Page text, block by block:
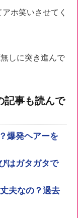
ホ笑いさせてく
しに突き進んで
記事も読んで
爆発ヘアーを
はガタガタで
夫なの？過去